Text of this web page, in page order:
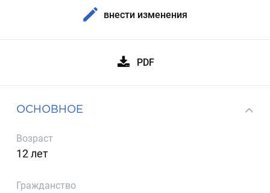
внести изменения
PDF
ОСНОВНОЕ
Возраст
12 лет
Гражданство